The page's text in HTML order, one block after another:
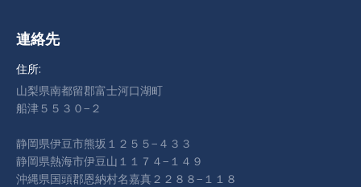
連絡先
住所:
山梨県南都留郡富士河口湖町
船津５５３０−２
静岡県伊豆市熊坂１２５５−４３３
静岡県熱海市伊豆山１１７４−１４９
沖縄県国頭郡恩納村名嘉真２２８８−１１８